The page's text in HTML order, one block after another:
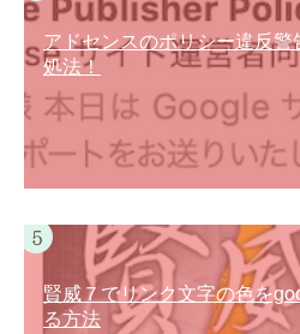
アドセンスのポリシー違反
処法！
賢威７でリンク文字の色を
る方法